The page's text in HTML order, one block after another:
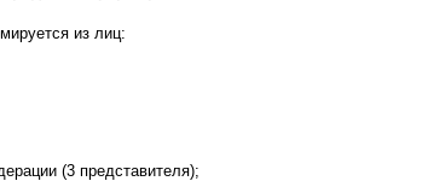
из лиц:
(3 представителя);